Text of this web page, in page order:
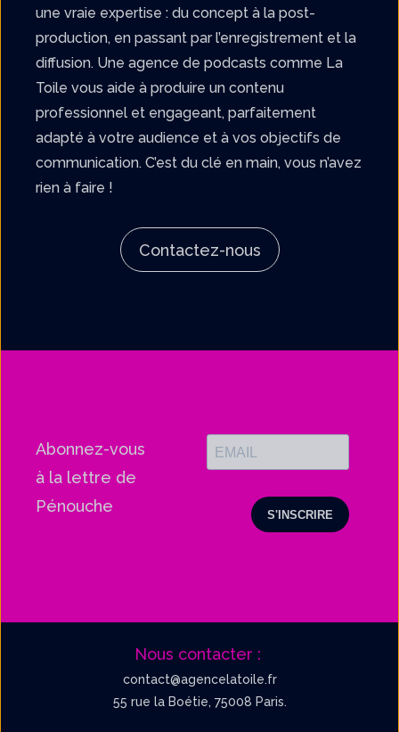
une vraie expertise : du concept à la post-
production, en passant par l’enregistrement et la
diffusion. Une agence de podcasts comme La
Toile vous aide à produire un contenu
professionnel et engageant, parfaitement
adapté à votre audience et à vos objectifs de
communication. C’est du clé en main, vous n’avez
rien à faire !
Contactez-nous
Abonnez-vous
à la lettre de
Pénouche
Nous contacter :
contact@agencelatoile.fr
55 rue la Boétie, 75008 Paris.